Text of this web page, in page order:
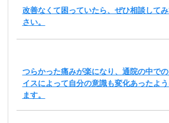
改善なくて困っていたら、ぜひ相談して
さい。
つらかった痛みが楽になり、通院の中で
イスによって自分の意識も変化あったよ
ます。